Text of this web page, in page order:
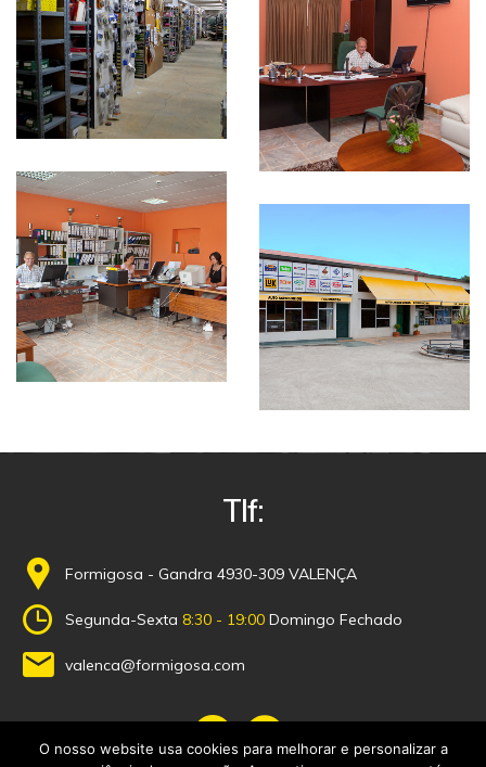
Tlf:
Formigosa - Gandra 4930-309 VALENÇA
Segunda-Sexta 8:30 - 19:00 Domingo Fechado
valenca@formigosa.com
O nosso website usa cookies para melhorar e personalizar a